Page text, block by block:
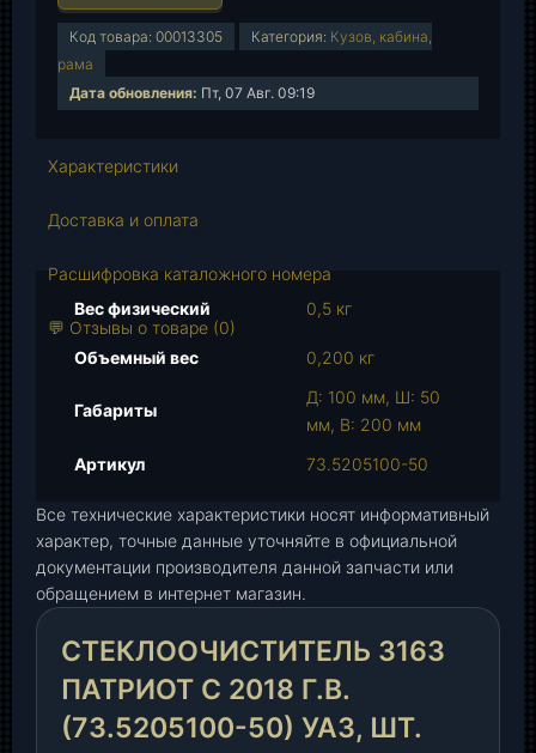
и
е
в
т
в
р
о
о
ч
и
т
и
е
Код товара: 00013305 Категория: Кузов, кабина,
рама
Дата обновления: Пт, 07 Авг. 09:19
Характеристики
Доставка и оплата
Расшифровка каталожного номера
💬 Отзывы о товаре (0)
Вес физический 0,5 кг
Объемный вес 0,200 кг
Габариты
Д: 100 мм, Ш: 50
мм, В: 200 мм
Артикул
73.5205100-50
Все технические характеристики носят информативный
характер, точные данные уточняйте в официальной
документации производителя данной запчасти или
обращением в интернет магазин.
СТЕКЛООЧИСТИТЕЛЬ 3163
ПАТРИОТ С 2018 Г.В.
(73.5205100-50) УАЗ, ШТ.